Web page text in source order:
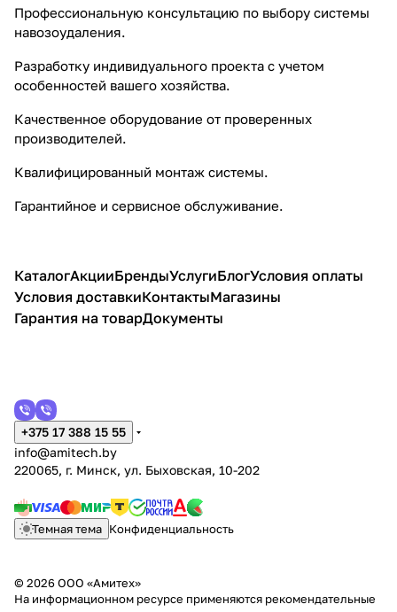
Профессиональную консультацию по выбору системы
навозоудаления.
Разработку индивидуального проекта с учетом
особенностей вашего хозяйства.
Качественное оборудование от проверенных
производителей.
Квалифицированный монтаж системы.
Гарантийное и сервисное обслуживание.
КаталогАкцииБрендыУслугиБлогУсловия оплаты
Условия доставкиКонтактыМагазины
Гарантия на товарДокументы
+375 17 388 15 55
info@amitech.by
220065, г. Минск, ул. Быховская, 10-202
Темная тема Конфиденциальность
© 2026 ООО «Амитех»
На информационном ресурсе применяются рекомендательные